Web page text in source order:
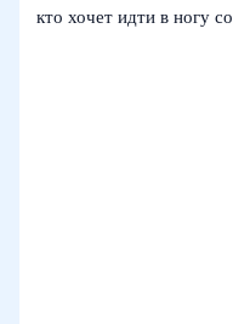
кто хочет идти в ногу